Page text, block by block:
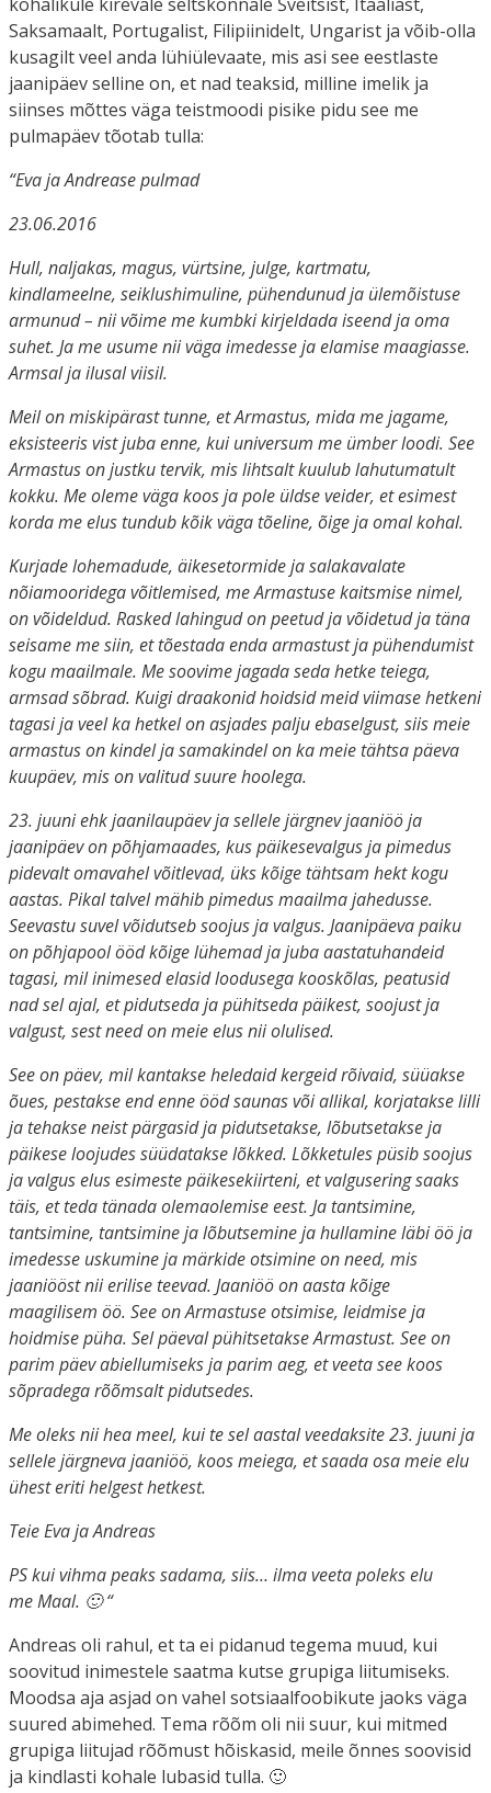
Saksamaalt, Portugalist, Filipiinidelt, Ungarist ja võib-olla
kusagilt veel anda lühiülevaate, mis asi see eestlaste
jaanipäev selline on, et nad teaksid, milline imelik ja
siinses mõttes väga teistmoodi pisike pidu see me
pulmapäev tõotab tulla:
“Eva ja Andrease pulmad
23.06.2016
Hull, naljakas, magus, vürtsine, julge, kartmatu,
kindlameelne, seiklushimuline, pühendunud ja ülemõistuse
armunud – nii võime me kumbki kirjeldada iseend ja oma
suhet. Ja me usume nii väga imedesse ja elamise maagiasse.
Armsal ja ilusal viisil.
Meil on miskipärast tunne, et Armastus, mida me jagame,
eksisteeris vist juba enne, kui universum me ümber loodi. See
Armastus on justku tervik, mis lihtsalt kuulub lahutumatult
kokku. Me oleme väga koos ja pole üldse veider, et esimest
korda me elus tundub kõik väga tõeline, õige ja omal kohal.
Kurjade lohemadude, äikesetormide ja salakavalate
nõiamooridega võitlemised, me Armastuse kaitsmise nimel,
on võideldud. Rasked lahingud on peetud ja võidetud ja täna
seisame me siin, et tõestada enda armastust ja pühendumist
kogu maailmale. Me soovime jagada seda hetke teiega,
armsad sõbrad. Kuigi draakonid hoidsid meid viimase hetkeni
tagasi ja veel ka hetkel on asjades palju ebaselgust, siis meie
armastus on kindel ja samakindel on ka meie tähtsa päeva
kuupäev, mis on valitud suure hoolega.
23. juuni ehk jaanilaupäev ja sellele järgnev jaaniöö ja
jaanipäev on põhjamaades, kus päikesevalgus ja pimedus
pidevalt omavahel võitlevad, üks kõige tähtsam hekt kogu
aastas. Pikal talvel mähib pimedus maailma jahedusse.
Seevastu suvel võidutseb soojus ja valgus. Jaanipäeva paiku
on põhjapool ööd kõige lühemad ja juba aastatuhandeid
tagasi, mil inimesed elasid loodusega kooskõlas, peatusid
nad sel ajal, et pidutseda ja pühitseda päikest, soojust ja
valgust, sest need on meie elus nii olulised.
See on päev, mil kantakse heledaid kergeid rõivaid, süüakse
õues, pestakse end enne ööd saunas või allikal, korjatakse lilli
ja tehakse neist pärgasid ja pidutsetakse, lõbutsetakse ja
päikese loojudes süüdatakse lõkked. Lõkketules püsib soojus
ja valgus elus esimeste päikesekiirteni, et valgusering saaks
täis, et teda tänada olemaolemise eest. Ja tantsimine,
tantsimine, tantsimine ja lõbutsemine ja hullamine läbi öö ja
imedesse uskumine ja märkide otsimine on need, mis
jaaniööst nii erilise teevad. Jaaniöö on aasta kõige
maagilisem öö. See on Armastuse otsimise, leidmise ja
hoidmise püha. Sel päeval pühitsetakse Armastust. See on
parim päev abiellumiseks ja parim aeg, et veeta see koos
sõpradega rõõmsalt pidutsedes.
Me oleks nii hea meel, kui te sel aastal veedaksite 23. juuni ja
sellele järgneva jaaniöö, koos meiega, et saada osa meie elu
ühest eriti helgest hetkest.
Teie Eva ja Andreas
PS kui vihma peaks sadama, siis… ilma veeta poleks elu
me Maal. 🙂 “
Andreas oli rahul, et ta ei pidanud tegema muud, kui
soovitud inimestele saatma kutse grupiga liitumiseks.
Moodsa aja asjad on vahel sotsiaalfoobikute jaoks väga
suured abimehed. Tema rõõm oli nii suur, kui mitmed
grupiga liitujad rõõmust hõiskasid, meile õnnes soovisid
ja kindlasti kohale lubasid tulla. 🙂